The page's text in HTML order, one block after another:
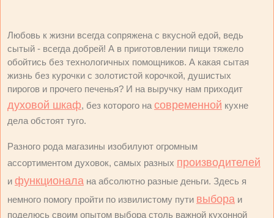
Любовь к жизни всегда сопряжена с вкусной едой, ведь
сытый - всегда добрей! А в приготовлении пищи тяжело
обойтись без технологичных помощников. А какая сытая
жизнь без курочки с золотистой корочкой, душистых
пирогов и прочего печенья? И на выручку нам приходит
духовой шкаф, без которого на современной кухне
дела обстоят туго.
Разного рода магазины изобилуют огромным
ассортиментом духовок, самых разных производителей
и функционала на абсолютно разные деньги. Здесь я
немного помогу пройти по извилистому пути выбора и
поделюсь своим опытом выбора столь важной кухонной